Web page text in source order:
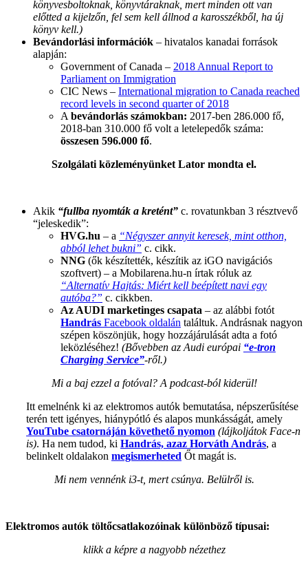
könyvesboltoknak, könyvtáraknak, mert minden ott van
előtted a kijelzőn, fel sem kell állnod a karosszékből, ha új
könyv kell.)
Bevándorlási információk – hivatalos kanadai források
alapján:
Government of Canada – 2018 Annual Report to
Parliament on Immigration
CIC News – International migration to Canada reached
record levels in second quarter of 2018
A bevándorlás számokban: 2017-ben 286.000 fő,
2018-ban 310.000 fő volt a letelepedők száma:
összesen 596.000 fő.
Szolgálati közleményünket Lator mondta el.
Akik “fullba nyomták a kretént” c. rovatunkban 3 résztvevő
“jeleskedik”:
HVG.hu – a “Négyszer annyit keresek, mint otthon,
abból lehet bukni” c. cikk.
NNG (ők készítették, készítik az iGO navigációs
szoftvert) – a Mobilarena.hu-n írtak róluk az
“Alternatív Hajtás: Miért kell beépített navi egy
autóba?” c. cikkben.
Az AUDI marketinges csapata – az alábbi fotót
Handrás Facebook oldalán találtuk. Andrásnak nagyon
szépen köszönjük, hogy hozzájárulását adta a fotó
leközléséhez! (Bővebben az Audi európai “e-tron
Charging Service”-ről.)
Mi a baj ezzel a fotóval? A podcast-ból kiderül!
Itt emelnénk ki az elektromos autók bemutatása, népszerűsítése
terén tett igényes, hiánypótló és alapos munkásságát, amely
YouTube csatornáján követhető nyomon (lájkoljátok Face-n
is). Ha nem tudod, ki Handrás, azaz Horváth András, a
belinkelt oldalakon megismerheted Őt magát is.
Mi nem vennénk i3-t, mert csúnya. Belülről is.
Elektromos autók töltőcsatlakozóinak különböző típusai:
klikk a képre a nagyobb nézethez